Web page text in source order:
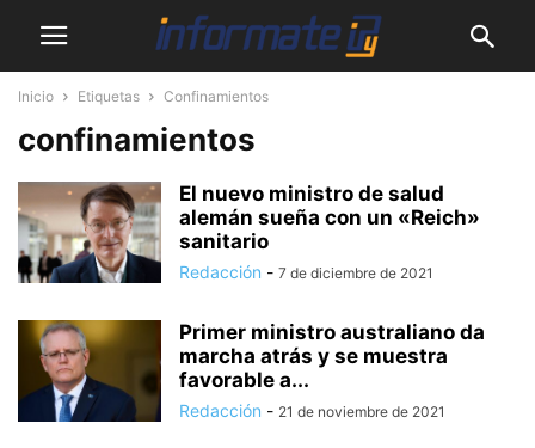
Inicio Etiquetas Confinamientos
confinamientos
El nuevo ministro de salud
alemán sueña con un «Reich»
sanitario
Redacción - 7 de diciembre de 2021
Primer ministro australiano da
marcha atrás y se muestra
favorable a...
Redacción - 21 de noviembre de 2021